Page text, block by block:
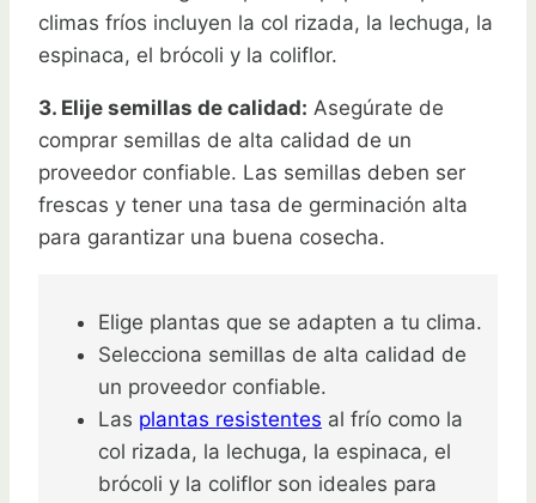
climas fríos incluyen la col rizada, la lechuga, la
espinaca, el brócoli y la coliflor.
3. Elije semillas de calidad: Asegúrate de
comprar semillas de alta calidad de un
proveedor confiable. Las semillas deben ser
frescas y tener una tasa de germinación alta
para garantizar una buena cosecha.
Elige plantas que se adapten a tu clima.
Selecciona semillas de alta calidad de
un proveedor confiable.
Las plantas resistentes al frío como la
col rizada, la lechuga, la espinaca, el
brócoli y la coliflor son ideales para